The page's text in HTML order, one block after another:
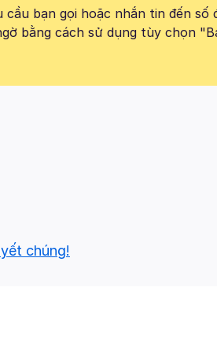
cầu bạn gọi hoặc nhắn tin đến số
bằng cách sử dụng tùy chọn
chúng!